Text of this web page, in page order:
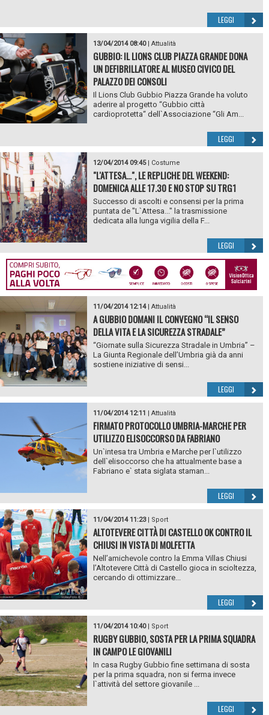
LEGGI
13/04/2014 08:40| Attualità
GUBBIO: IL LIONS CLUB PIAZZA GRANDE DONA
UN DEFIBRILLATORE AL MUSEO CIVICO DEL
PALAZZO DEI CONSOLI
Il Lions Club Gubbio Piazza Grande ha voluto
aderire al progetto “Gubbio città
cardioprotetta“ dell`Associazione “Gli Am...
LEGGI
12/04/2014 09:45| Costume
"L'ATTESA...", LE REPLICHE DEL WEEKEND:
DOMENICA ALLE 17.30 E NO STOP SU TRG1
Successo di ascolti e consensi per la prima
puntata de "L`Attesa..." la trasmissione
dedicata alla lunga vigilia della F...
LEGGI
11/04/2014 12:14| Attualità
A GUBBIO DOMANI IL CONVEGNO “IL SENSO
DELLA VITA E LA SICUREZZA STRADALE”
“Giornate sulla Sicurezza Stradale in Umbria” –
La Giunta Regionale dell’Umbria già da anni
sostiene iniziative di sensi...
LEGGI
11/04/2014 12:11 | Attualità
FIRMATO PROTOCOLLO UMBRIA-MARCHE PER
UTILIZZO ELISOCCORSO DA FABRIANO
Un`intesa tra Umbria e Marche per l`utilizzo
dell`elisoccorso che ha attualmente base a
Fabriano e` stata siglata staman...
LEGGI
11/04/2014 11:23| Sport
ALTOTEVERE CITTÀ DI CASTELLO OK CONTRO IL
CHIUSI IN VISTA DI MOLFETTA
Nell’amichevole contro la Emma Villas Chiusi
l’Altotevere Città di Castello gioca in scioltezza,
cercando di ottimizzare...
LEGGI
11/04/2014 10:40| Sport
RUGBY GUBBIO, SOSTA PER LA PRIMA SQUADRA
IN CAMPO LE GIOVANILI
In casa Rugby Gubbio fine settimana di sosta
per la prima squadra, non si ferma invece
l`attività del settore giovanile ...
LEGGI